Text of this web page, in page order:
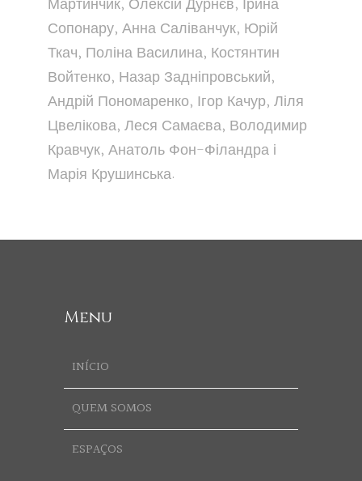
Сопонару, Анна Саліванчук, Юрій
Ткач, Поліна Василина, Костянтин
Войтенко, Назар Задніпровський,
Андрій Пономаренко, Ігор Качур, Ліля
Цвелікова, Леся Самаєва, Володимир
Кравчук, Анатоль Фон-Філандра і
Марія Крушинська.
Menu
INÍCIO
QUEM SOMOS
ESPAÇOS